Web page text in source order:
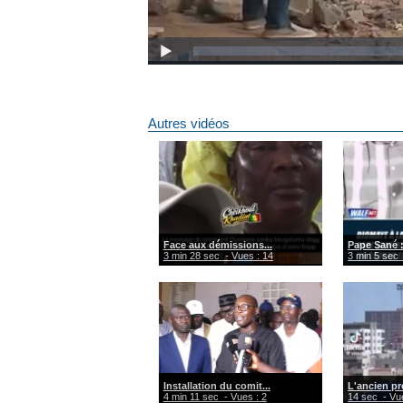
Autres vidéos
Face aux démissions...
3 min 28 sec - Vues : 14
Pape Sané
3 min 5 sec
Installation du comit...
4 min 11 sec - Vues : 2
L'ancien
14 sec -